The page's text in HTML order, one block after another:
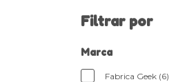
Filtrar por
Marca
Fabrica Geek (6)